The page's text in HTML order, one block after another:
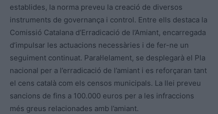
establides, la norma preveu la creació de diversos
instruments de governança i control. Entre ells destaca la
Comissió Catalana d’Erradicació de l’Amiant, encarregada
d’impulsar les actuacions necessàries i de fer-ne un
seguiment continuat. Paral·lelament, se desplegarà el Pla
nacional per a l’erradicació de l’amiant i es reforçaran tant
el cens català com els censos municipals. La llei preveu
sancions de fins a 100.000 euros per a les infraccions
més greus relacionades amb l’amiant.